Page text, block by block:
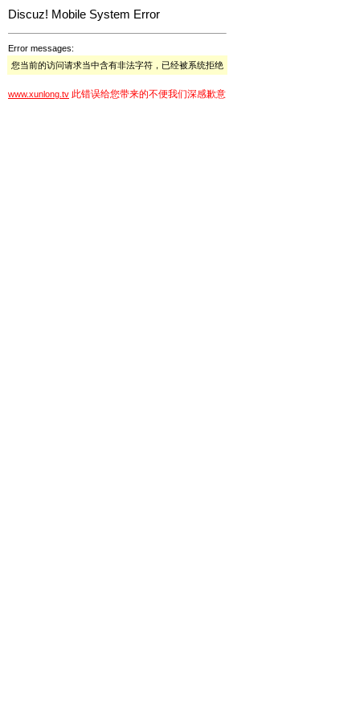
Discuz! Mobile System Error
Error messages:
您当前的访问请求当中含有非法字符，已经被系统拒绝
www.xunlong.tv 此错误给您带来的不便我们深感歉意